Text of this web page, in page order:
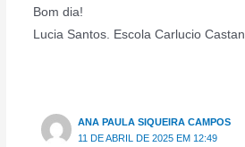
Bom dia!
Lucia Santos. Escola Carlucio
ANA PAULA SIQUEIRA CAMPOS
11 DE ABRIL DE 2025 EM 12:49